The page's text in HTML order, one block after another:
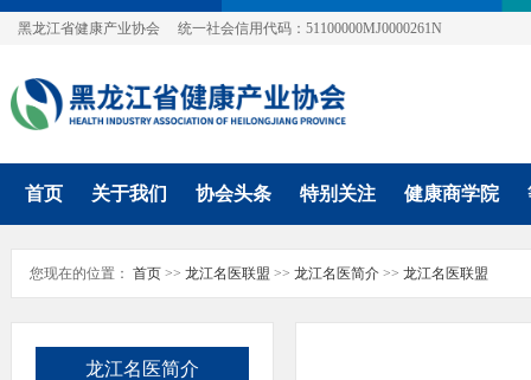
黑龙江省健康产业协会 统一社会信用代码：51100000MJ0000261N
首页 关于我们 协会头条 特别关注 健康商学院
您现在的位置： 首页 >> 龙江名医联盟 >> 龙江名医简介 >> 龙江名医联盟
龙江名医简介